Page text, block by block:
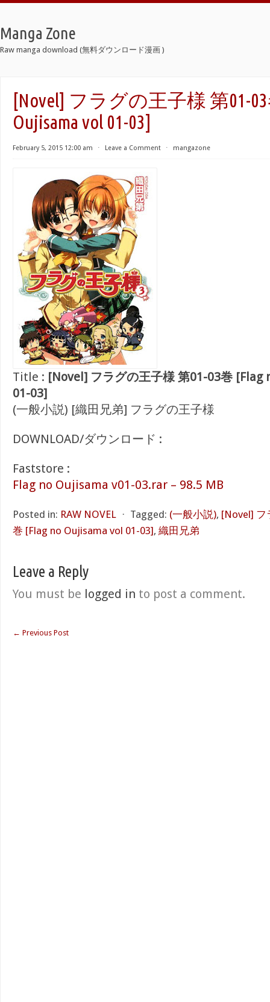
Manga Zone
Raw manga download (無料ダウンロード漫画 )
[Novel] フラグの王子様 第01-03
Oujisama vol 01-03]
February 5, 2015 12:00 am ⋅ Leave a Comment ⋅ mangazone
Title : [Novel] フラグの王子様 第01-03巻 [Flag
01-03]
(一般小説) [織田兄弟] フラグの王子様
DOWNLOAD/ダウンロード :
Faststore :
Flag no Oujisama v01-03.rar – 98.5 MB
Posted in: RAW NOVEL ⋅ Tagged: (一般小説), [Novel] フ
巻 [Flag no Oujisama vol 01-03], 織田兄弟
Leave a Reply
You must be logged in to post a comment.
← Previous Post